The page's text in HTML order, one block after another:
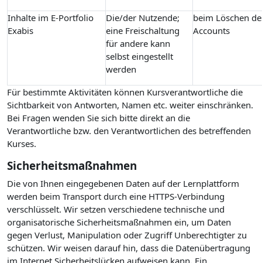
Inhalte im E-Portfolio
Exabis
Die/der Nutzende;
eine Freischaltung
für andere kann
selbst eingestellt
werden
beim Löschen
Accounts
Für bestimmte Aktivitäten können Kursverantwortliche die
Sichtbarkeit von Antworten, Namen etc. weiter einschränken.
Bei Fragen wenden Sie sich bitte direkt an die
Verantwortliche bzw. den Verantwortlichen des betreffenden
Kurses.
Sicherheitsmaßnahmen
Die von Ihnen eingegebenen Daten auf der Lernplattform
werden beim Transport durch eine HTTPS-Verbindung
verschlüsselt. Wir setzen verschiedene technische und
organisatorische Sicherheitsmaßnahmen ein, um Daten
gegen Verlust, Manipulation oder Zugriff Unberechtigter zu
schützen. Wir weisen darauf hin, dass die Datenübertragung
im Internet Sicherheitslücken aufweisen kann. Ein